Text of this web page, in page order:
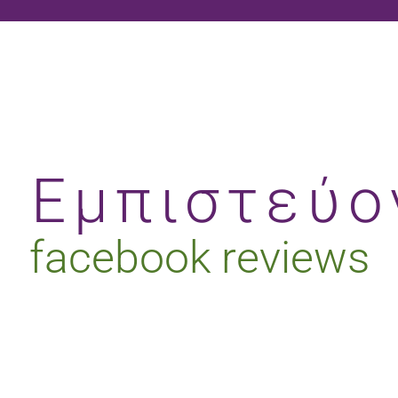
facebook reviews